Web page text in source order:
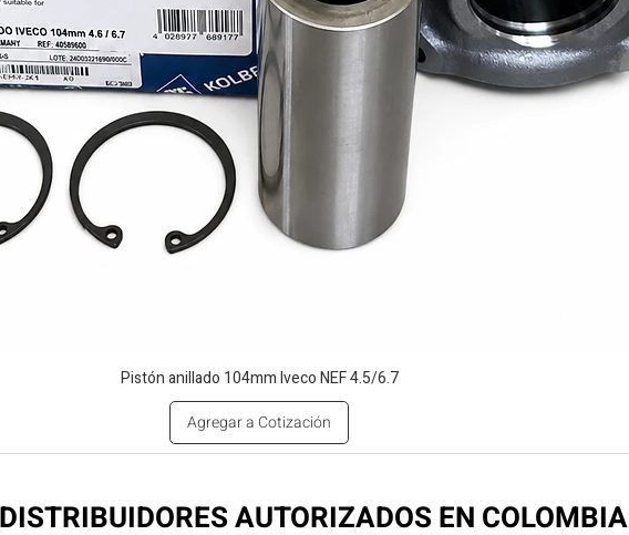
Pistón anillado 104mm Iveco NEF 4.5/6.7
Agregar a Cotización
AUTORIZADOS EN COLOMBIA